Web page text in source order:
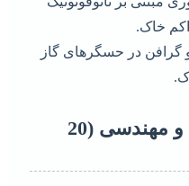
خاک.
و گرافن در حسگرهای گاز
د: فیزیک خاک کاربردی و مهندسی (20